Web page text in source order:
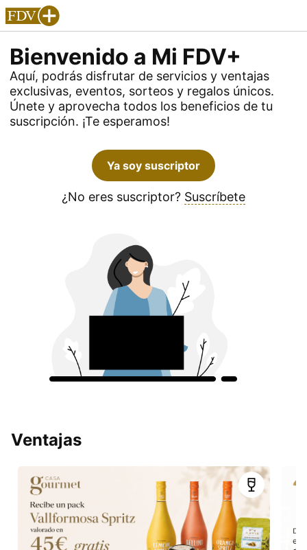
Bienvenido a Mi FDV+
Aquí, podrás disfrutar de servicios y ventajas
exclusivas, eventos, sorteos y regalos únicos.
Únete y aprovecha todos los beneficios de tu
suscripción. ¡Te esperamos!
Ya soy suscriptor
¿No eres suscriptor? Suscríbete
Ventajas